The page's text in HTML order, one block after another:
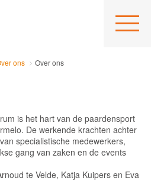
ons Over ons
is het hart van de paardensport
De werkende krachten achter
specialistische medewerkers,
gang van zaken en de events
te Velde, Katja Kuipers en Eva